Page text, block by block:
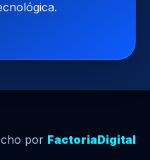
por FactoriaDigital